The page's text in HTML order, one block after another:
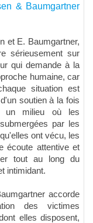
& Baumgartner
et E. Baumgartner,
sérieusement sur
qui demande à la
humaine, car
situation est
soutien à la fois
un milieu où les
par les
ont vécu, les
écoute attentive et
tout au long du
intimidant.
accorde
des victimes
elles disposent,